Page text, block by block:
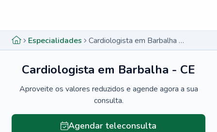
Especialidades Cardiologista em Barbalha - CE
Cardiologista em Barbalha - CE
Aproveite os valores reduzidos e agende agora a sua
consulta.
Agendar teleconsulta